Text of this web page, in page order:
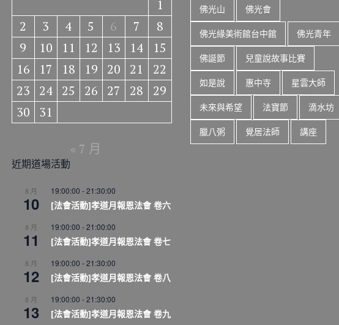
1
2
3 4 5 6 7
8
9
10 11 12 13 14
15
16
17 18 19 20 21
22
23
24 25 26 27 28
29
30
31
« 7 月
近期道場活動
8 月
10
19:00:00 -21:30:00
[法會活動]孝道月報恩法會 卷六
8 月
11
19:00:00 -21:00:00
[法會活動]孝道月報恩法會 卷七
8 月
12
19:00:00 -21:30:00
[法會活動]孝道月報恩法會 卷八
8 月
13
19:00:00 -21:30:00
[法會活動]孝道月報恩法會 卷九
佛光山 佛光會
佛光緣美術館台中館 佛光青年
佛誕節 兒童說故事比賽
如是說 惠中寺 星雲大師
未來與希望 法寶節 滴水坊
臘八粥 覺居法師 講座